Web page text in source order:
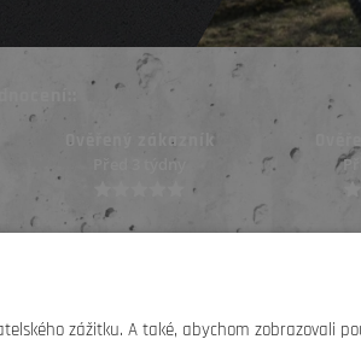
Ověřený zákazník
Před 3 týdny
zážitku. A také, abychom zobrazovali